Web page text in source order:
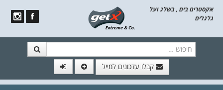
אקסטרים בים , בשלג ועל
גלגלים
קבלו עדכונים למייל